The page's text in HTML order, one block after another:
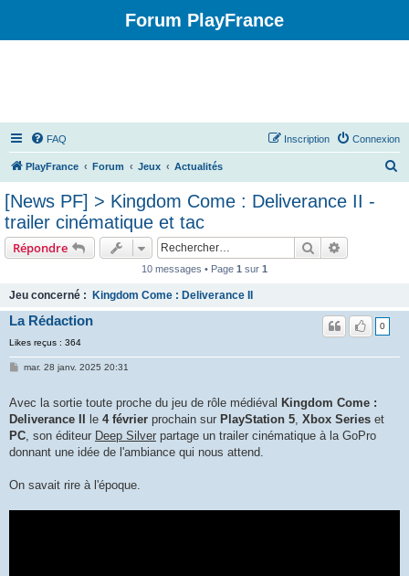
Forum PlayFrance
FAQ Connexion
Inscription
PlayFrance Forum Jeux Actualités
[News PF] > Kingdom Come : Deliverance II -
trailer cinématique et tac
Répondre Rechercher
10 messages • Page 1 sur 1
Jeu concerné : Kingdom Come : Deliverance II
La Rédaction
Likes reçus : 364
0
mar. 28 janv. 2025 20:31
Avec la sortie toute proche du jeu de rôle médiéval Kingdom Come :
Deliverance II
le 4 février prochain sur PlayStation 5, Xbox Series et
PC, son éditeur Deep Silver partage un trailer cinématique à la GoPro
donnant une idée de l'ambiance qui nous attend.
On savait rire à l'époque.